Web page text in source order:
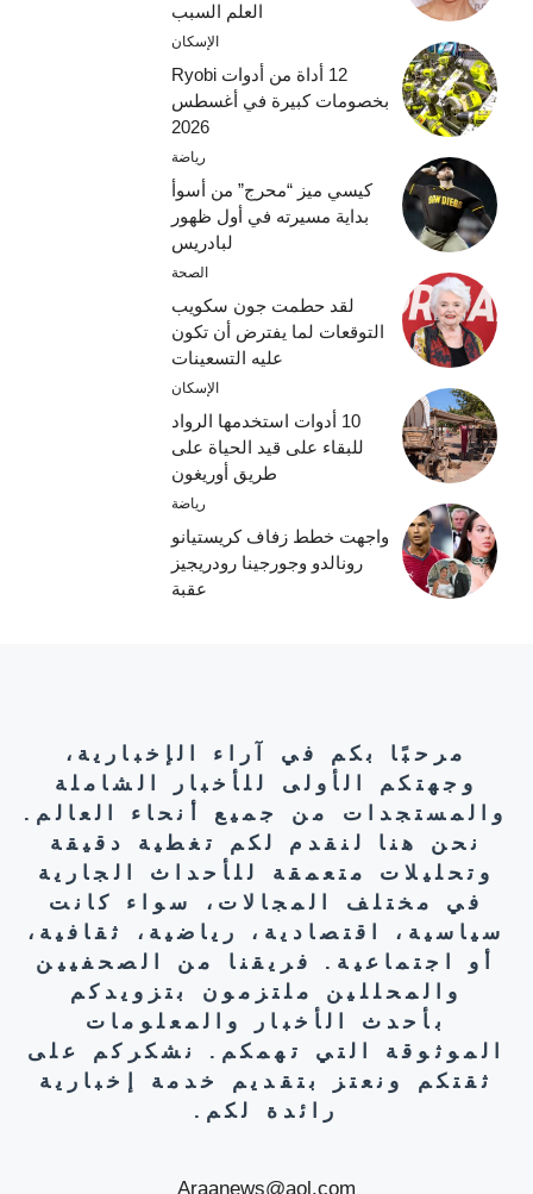
العلم السبب
الإسكان
12 أداة من أدوات Ryobi
بخصومات كبيرة في أغسطس
2026
رياضة
كيسي ميز “محرج” من أسوأ
بداية مسيرته في أول ظهور
لبادريس
الصحة
لقد حطمت جون سكويب
التوقعات لما يفترض أن تكون
عليه التسعينات
الإسكان
10 أدوات استخدمها الرواد
للبقاء على قيد الحياة على
طريق أوريغون
رياضة
واجهت خطط زفاف كريستيانو
رونالدو وجورجينا رودريجيز
عقبة
مرحبًا بكم في آراء الإخبارية،
وجهتكم الأولى للأخبار الشاملة
والمستجدات من جميع أنحاء العالم.
نحن هنا لنقدم لكم تغطية دقيقة
وتحليلات متعمقة للأحداث الجارية
في مختلف المجالات، سواء كانت
سياسية، اقتصادية، رياضية، ثقافية،
أو اجتماعية. فريقنا من الصحفيين
والمحللين ملتزمون بتزويدكم
بأحدث الأخبار والمعلومات
الموثوقة التي تهمكم. نشكركم على
ثقتكم ونعتز بتقديم خدمة إخبارية
رائدة لكم.
Araanews@aol.com